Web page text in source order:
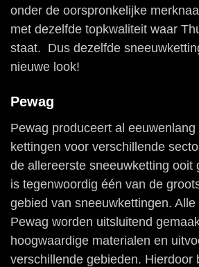
onder de oorspronkelijke
met dezelfde topkwaliteit waar
staat. Dus dezelfde
nieuwe look!
Pewag
Pewag produceert al
kettingen voor verschillende
de allereerste sneeuwketting ooit
is tegenwoordig één van de
gebied van sneeuwkettingen.
Pewag worden uitsluitend
hoogwaardige materialen en
verschillende gebieden. Hierdoor